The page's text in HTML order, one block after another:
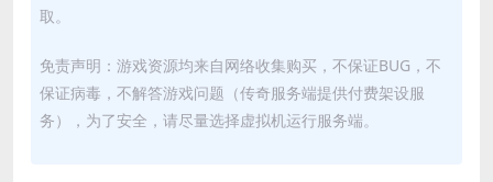
取。
免责声明：游戏资源均来自网络收集购买，不保证BUG，不
保证病毒，不解答游戏问题（传奇服务端提供付费架设服
务），为了安全，请尽量选择虚拟机运行服务端。